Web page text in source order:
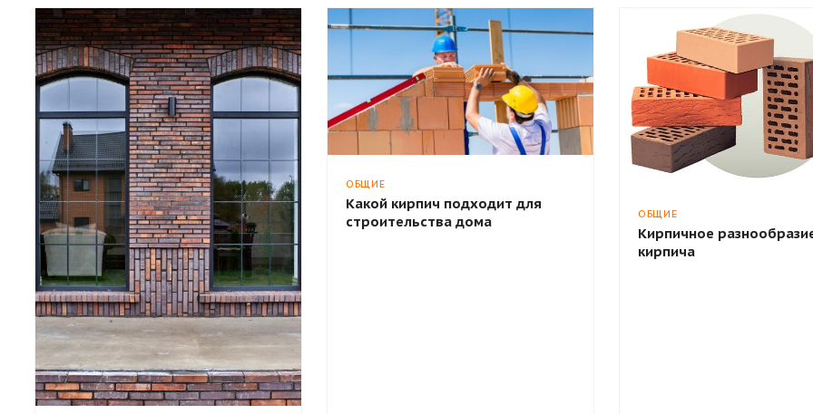
ОБЩИЕ
Какой кирпич подходит для
строительства дома
ОБЩИЕ
Кирпичное
кирпича